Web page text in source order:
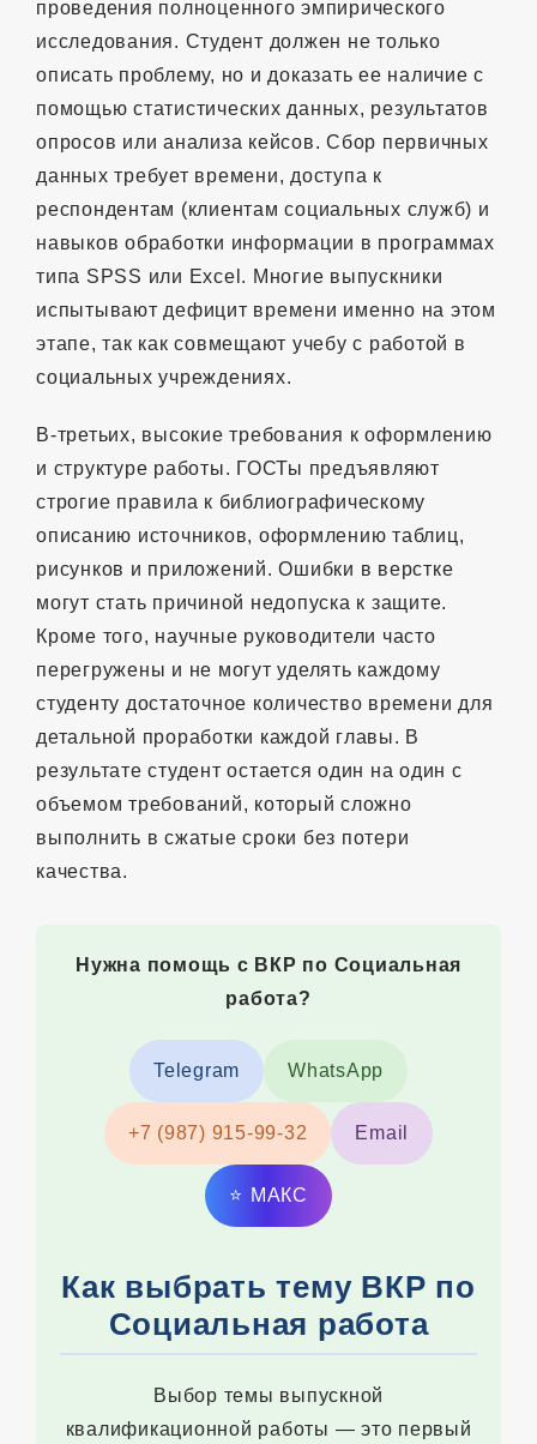
проведения полноценного эмпирического
исследования. Студент должен не только
описать проблему, но и доказать ее наличие с
помощью статистических данных, результатов
опросов или анализа кейсов. Сбор первичных
данных требует времени, доступа к
респондентам (клиентам социальных служб) и
навыков обработки информации в программах
типа SPSS или Excel. Многие выпускники
испытывают дефицит времени именно на этом
этапе, так как совмещают учебу с работой в
социальных учреждениях.
В-третьих, высокие требования к оформлению
и структуре работы. ГОСТы предъявляют
строгие правила к библиографическому
описанию источников, оформлению таблиц,
рисунков и приложений. Ошибки в верстке
могут стать причиной недопуска к защите.
Кроме того, научные руководители часто
перегружены и не могут уделять каждому
студенту достаточное количество времени для
детальной проработки каждой главы. В
результате студент остается один на один с
объемом требований, который сложно
выполнить в сжатые сроки без потери
качества.
Нужна помощь с ВКР по Социальная
работа?
Telegram WhatsApp
+7 (987) 915-99-32 Email
⭐ MAКС
Как выбрать тему ВКР по
Социальная работа
Выбор темы выпускной
квалификационной работы — это первый